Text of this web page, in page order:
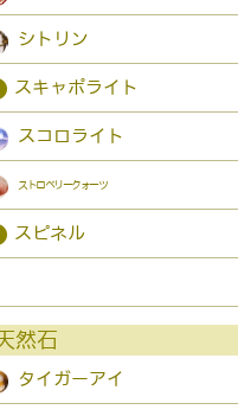
シトリン
スキャポライト
スコロライト
ストロベリークォーツ
スピネル
然石
タイガーアイ